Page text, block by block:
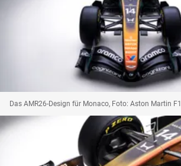
Das AMR26-Design für Monaco, Foto: Aston Martin F1